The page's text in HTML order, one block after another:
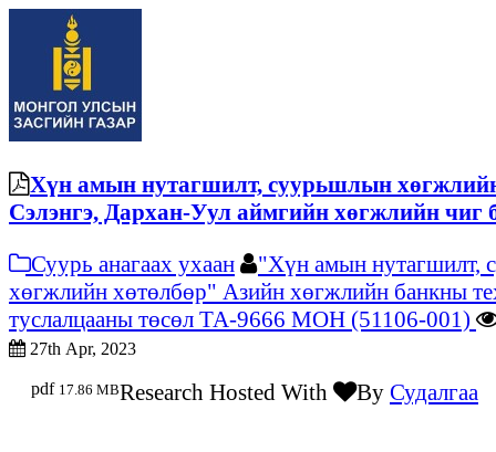
Хүн амын нутагшилт, суурьшлын
Сэлэнгэ, Дархан-Уул аймгийн хөгжлийн чиг
Суурь анагаах ухаан
"Хүн амын нутагшилт,
хөгжлийн хөтөлбөр" Азийн хөгжлийн банкны
туслалцааны төсөл ТА-9666 МОН (51106-001)
27th Apr, 2023
pdf 17.86 MBResearch Hosted With By Судалгаа